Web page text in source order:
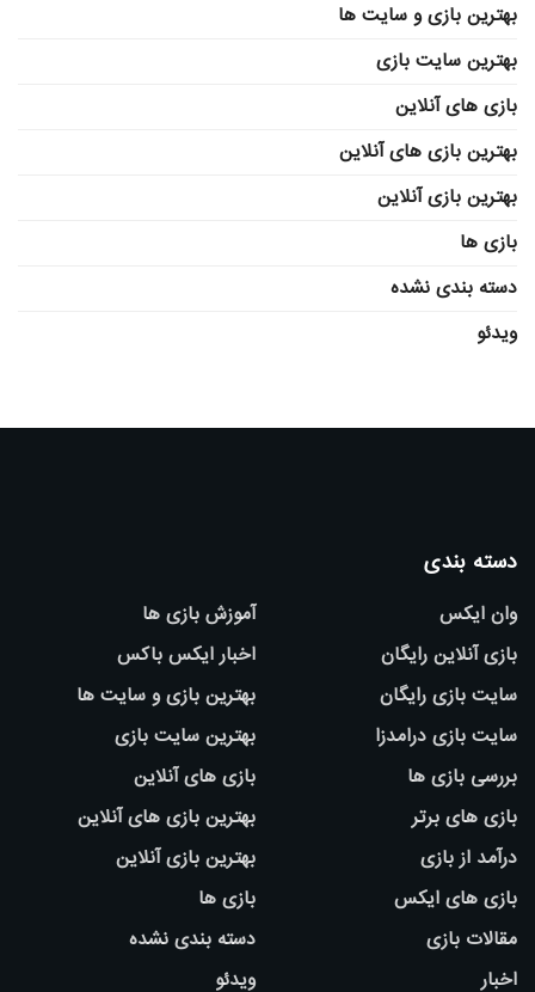
بهترین بازی و سایت ها
بهترین سایت بازی
بازی های آنلاین
بهترین بازی های آنلاین
بهترین بازی آنلاین
بازی ها
دسته بندی نشده
ویدئو
دسته بندی
وان ایکس
بازی آنلاین رایگان
سایت بازی رایگان
سایت بازی درامدزا
بررسی بازی ها
بازی های برتر
درآمد از بازی
بازی های ایکس
مقالات بازی
اخبار
آموزش بازی ها
اخبار ایکس باکس
بهترین بازی و سایت ها
بهترین سایت بازی
بازی های آنلاین
بهترین بازی های آنلاین
بهترین بازی آنلاین
بازی ها
دسته بندی نشده
ویدئو